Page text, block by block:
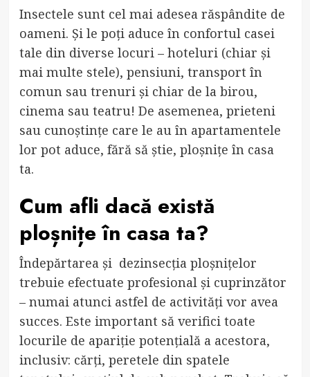
Insectele sunt cel mai adesea răspândite de
oameni. Și le poți aduce în confortul casei
tale din diverse locuri – hoteluri (chiar și
mai multe stele), pensiuni, transport în
comun sau trenuri și chiar de la birou,
cinema sau teatru! De asemenea, prieteni
sau cunoștințe care le au în apartamentele
lor pot aduce, fără să știe, ploșnițe în casa
ta.
Cum afli dacă există
ploșnițe în casa ta?
Îndepărtarea și dezinsecția ploșnițelor
trebuie efectuate profesional și cuprinzător
– numai atunci astfel de activități vor avea
succes. Este important să verifici toate
locurile de apariție potențială a acestora,
inclusiv: cărți, peretele din spatele